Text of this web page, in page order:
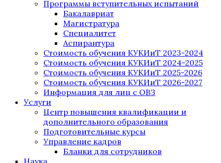
Программы вступительных испытаний
Бакалавриат
Магистратура
Специалитет
Аспирантура
Стоимость обучения КУКИиТ 2023-2024
Стоимость обучения КУКИиТ 2024-2025
Стоимость обучения КУКИиТ 2025-2026
Стоимость обучения КУКИиТ 2026-2027
Информация для лиц с ОВЗ
Услуги
Центр повышения квалификации и
дополнительного образования
Подготовительные курсы
Управление кадров
Бланки для сотрудников
Наука